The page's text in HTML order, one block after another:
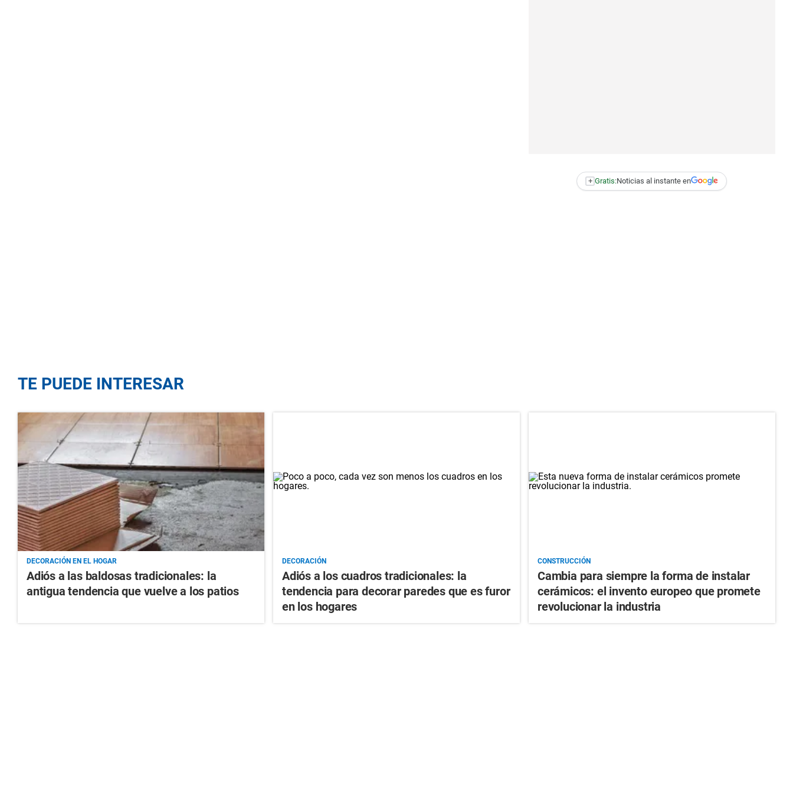
+ Gratis:Noticias al instante en
TE PUEDE INTERESAR
DECORACIÓN EN EL HOGAR
Adiós a las baldosas tradicionales: la
antigua tendencia que vuelve a los patios
DECORACIÓN
Adiós a los cuadros tradicionales: la
tendencia para decorar paredes que es furor
en los hogares
CONSTRUCCIÓN
Cambia para siempre la forma de instalar
cerámicos: el invento europeo que promete
revolucionar la industria